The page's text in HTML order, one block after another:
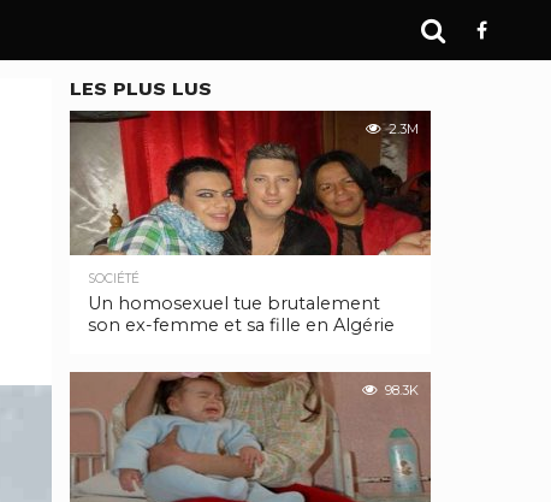
LES PLUS LUS
2.3M
SOCIÉTÉ
Un homosexuel tue brutalement
son ex-femme et sa fille en Algérie
98.3K